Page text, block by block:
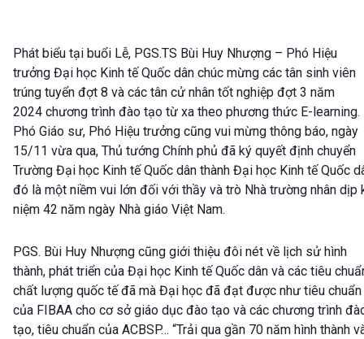
Phát biểu tại buổi Lễ, PGS.TS Bùi Huy Nhượng – Phó Hiệu
trưởng Đại học Kinh tế Quốc dân chúc mừng các tân sinh viên
trúng tuyển đợt 8 và các tân cử nhân tốt nghiệp đợt 3 năm
2024 chương trình đào tạo từ xa theo phương thức E-learning.
Phó Giáo sư, Phó Hiệu trưởng cũng vui mừng thông báo, ngày
15/11 vừa qua, Thủ tướng Chính phủ đã ký quyết định chuyển
Trường Đại học Kinh tế Quốc dân thành Đại học Kinh tế Quốc
đó là một niềm vui lớn đối với thầy và trò Nhà trường nhân dịp
niệm 42 năm ngày Nhà giáo Việt Nam.
PGS. Bùi Huy Nhượng cũng giới thiệu đôi nét về lịch sử hình
thành, phát triển của Đại học Kinh tế Quốc dân và các tiêu
chất lượng quốc tế đã mà Đại học đã đạt được như tiêu chuẩn
của FIBAA cho cơ sở giáo dục đào tạo và các chương trình
tạo, tiêu chuẩn của ACBSP… “Trải qua gần 70 năm hình thành